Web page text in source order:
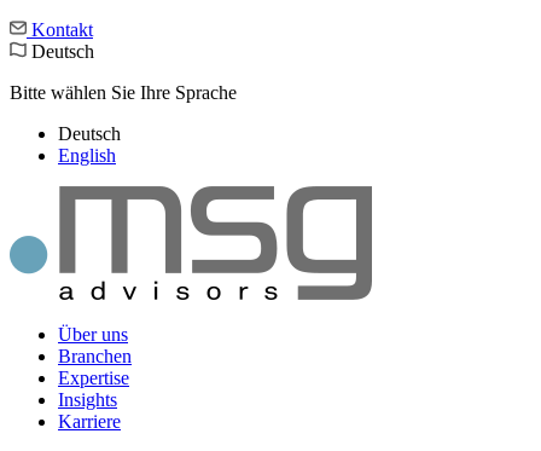
Kontakt
Deutsch
Bitte wählen Sie Ihre Sprache
Deutsch
English
Über uns
Branchen
Expertise
Insights
Karriere